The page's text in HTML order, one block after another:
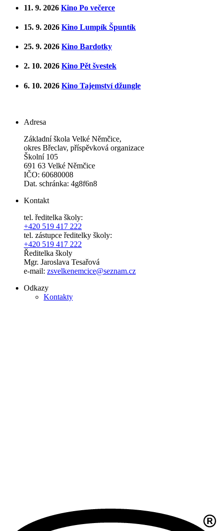
11. 9. 2026 Kino Po večerce
15. 9. 2026 Kino Lumpík Špuntík
25. 9. 2026 Kino Bardotky
2. 10. 2026 Kino Pět švestek
6. 10. 2026 Kino Tajemství džungle
Adresa
Základní škola Velké Němčice,
okres Břeclav, příspěvková organizace
Školní 105
691 63 Velké Němčice
IČO: 60680008
Dat. schránka: 4g8f6n8
Kontakt
tel. ředitelka školy:
+420 519 417 222
tel. zástupce ředitelky školy:
+420 519 417 222
Ředitelka školy
Mgr. Jaroslava Tesařová
e-mail: zsvelkenemcice@seznam.cz
Odkazy
Kontakty